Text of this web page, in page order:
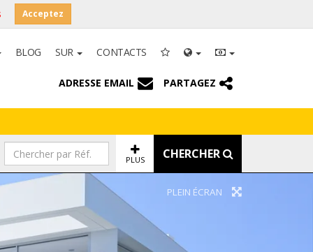
Acceptez
BLOG SUR CONTACTS
ADRESSE EMAIL PARTAGEZ
PLUS CHERCHER
PLEIN ÉCRAN